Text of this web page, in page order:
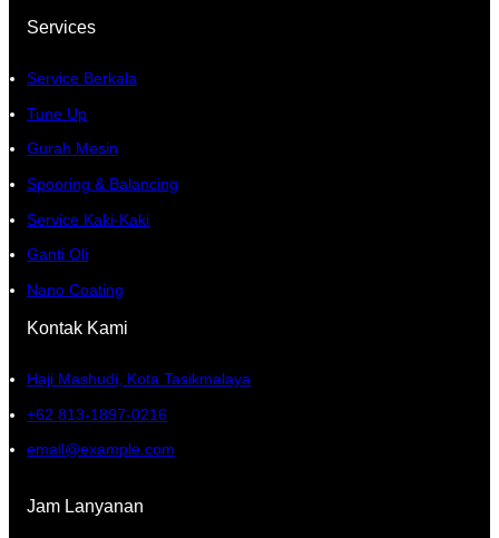
Services
Service Berkala
Tune Up
Gurah Mesin
Spooring & Balancing
Service Kaki-Kaki
Ganti Oli
Nano Coating
Kontak Kami
Haji Mashudi, Kota Tasikmalaya
+62 813-1897-0216
email@example.com
Jam Lanyanan